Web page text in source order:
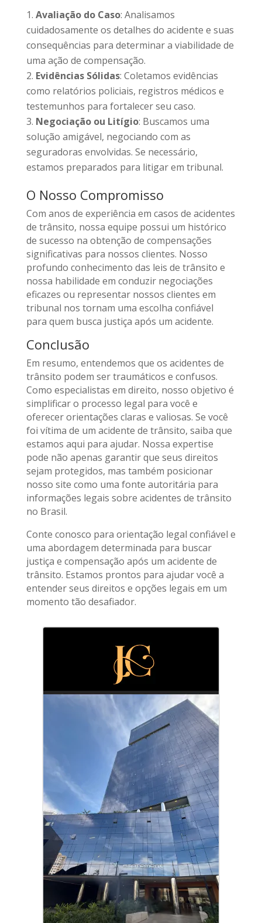
Avaliação do Caso: Analisamos
cuidadosamente os detalhes do acidente e suas
consequências para determinar a viabilidade de
uma ação de compensação.
Evidências Sólidas: Coletamos evidências
como relatórios policiais, registros médicos e
testemunhos para fortalecer seu caso.
Negociação ou Litígio: Buscamos uma
solução amigável, negociando com as
seguradoras envolvidas. Se necessário,
estamos preparados para litigar em tribunal.
O Nosso Compromisso
Com anos de experiência em casos de acidentes
de trânsito, nossa equipe possui um histórico
de sucesso na obtenção de compensações
significativas para nossos clientes. Nosso
profundo conhecimento das leis de trânsito e
nossa habilidade em conduzir negociações
eficazes ou representar nossos clientes em
tribunal nos tornam uma escolha confiável
para quem busca justiça após um acidente.
Conclusão
Em resumo, entendemos que os acidentes de
trânsito podem ser traumáticos e confusos.
Como especialistas em direito, nosso objetivo é
simplificar o processo legal para você e
oferecer orientações claras e valiosas. Se você
foi vítima de um acidente de trânsito, saiba que
estamos aqui para ajudar. Nossa expertise
pode não apenas garantir que seus direitos
sejam protegidos, mas também posicionar
nosso site como uma fonte autoritária para
informações legais sobre acidentes de trânsito
no Brasil.
Conte conosco para orientação legal confiável e
uma abordagem determinada para buscar
justiça e compensação após um acidente de
trânsito. Estamos prontos para ajudar você a
entender seus direitos e opções legais em um
momento tão desafiador.